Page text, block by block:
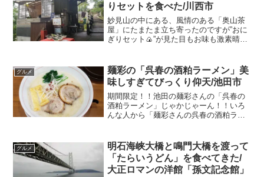
りセットを食べた/川西市
妙見山の中にある、風情のある「奥山茶
屋」にたまたま立ち寄ったのですが”おに
ぎりセット🍙”が見た目もお味も激素晴ら
たのでご紹介させていただきます💁２０
２４年...
グルメ
麺彩の「呉春の酒粕ラーメン」美
味しすぎてびっくり仰天/池田市
期間限定！！池田の麺彩さんの「呉春の
酒粕ラーメン」じゃかじゃーん！！いろ
んな人から「麺彩さんの呉春の酒粕ラー
と！！ほんで、行ってきたので報告っす
(๑•᎑•๑)♬*゜食レポっ...
グルメ
明石海峡大橋と鳴門大橋を渡って
「たらいうどん」を食べてきた/
大正ロマンの洋館「孫文記念館」